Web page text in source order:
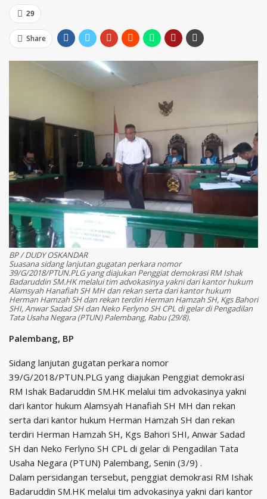
29
Share
BP / DUDY OSKANDAR
Suasana sidang lanjutan gugatan perkara nomor
39/G/2018/PTUN.PLG yang diajukan Penggiat demokrasi RM Ishak
Badaruddin SM.HK melalui tim advokasinya yakni dari kantor hukum
Alamsyah Hanafiah SH MH dan rekan serta dari kantor hukum
Herman Hamzah SH dan rekan terdiri Herman Hamzah SH, Kgs Bahori
SHI, Anwar Sadad SH dan Neko Ferlyno SH CPL di gelar di Pengadilan
Tata Usaha Negara (PTUN) Palembang, Rabu (29/8).
Palembang, BP
Sidang lanjutan gugatan perkara nomor
39/G/2018/PTUN.PLG yang diajukan Penggiat demokrasi
RM Ishak Badaruddin SM.HK melalui tim advokasinya yakni
dari kantor hukum Alamsyah Hanafiah SH MH dan rekan
serta dari kantor hukum Herman Hamzah SH dan rekan
terdiri Herman Hamzah SH, Kgs Bahori SHI, Anwar Sadad
SH dan Neko Ferlyno SH CPL di gelar di Pengadilan Tata
Usaha Negara (PTUN) Palembang, Senin (3/9) .
Dalam persidangan tersebut, penggiat demokrasi RM Ishak
Badaruddin SM.HK melalui tim advokasinya yakni dari kantor